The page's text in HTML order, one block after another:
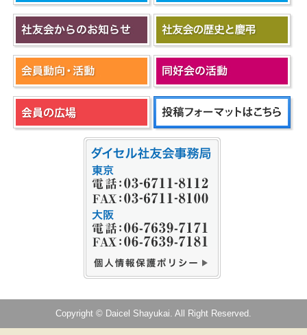
Copyright © Daicel Shayukai. All Right Reserved.